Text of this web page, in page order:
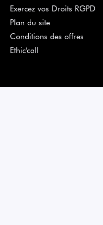
Exercez vos Droits RGPD
Plan du site
Conditions des offres
Ethic'call